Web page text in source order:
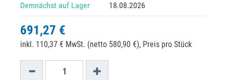
Demnächst auf Lager 18.08.2026
691,27 €
inkl. 110,37 € MwSt. (netto 580,90 €), Preis pro Stück